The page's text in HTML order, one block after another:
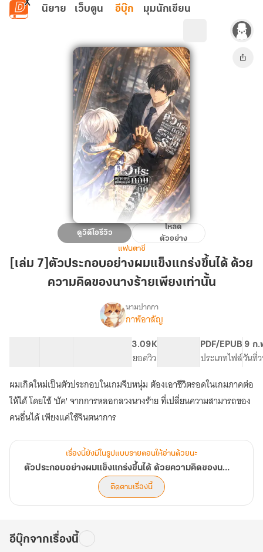
ข้ามไปยังเนื้อหาหลัก
นิยาย เว็บตูน อีบุ๊ก มุมนักเขียน
[เล่ม
7]ตัวประกอบ
อย่าง
แข็งแกร่ง
ของ
นาง
ร้าย
เพียง
ดูวิดีโอรีวิว
โหลด
ตัวอย่าง
แฟนตาซี
[เล่ม 7]ตัวประกอบอย่างผมแข็งแกร่งขึ้นได้ ด้วย
ความคิดของนางร้ายเพียงเท่านั้น
เรื่อง
ตัวประกอบ
อย่าง
ผม
แข็งแกร่ง
ขึ้น
ได้
ด้วย
นาง
ร้าย
เพียง
เท่านั้น
นามปากกา
กาฬอาสัญ
3.09K
ยอดวิว
PDF/EPUB
ประเภทไฟล์
9 ก.
วันที่
ผมเกิดใหม่เป็นตัวประกอบในเกมจีบหนุ่ม ต้องเอาชีวิตรอดในเกมภาคต่อ
ให้ได้ โดยใช้ 'บัค' จากการหลอกลวงนางร้าย ที่เปลี่ยนความสามารถของ
คนอื่นได้ เพียงแค่ใช้จินตนาการ
เรื่องนี้ยังมีในรูปแบบรายตอนให้อ่านด้วยนะ
ตัวประกอบอย่างผมแข็งแกร่งขึ้นได้ ด้วยความคิดของนางร้ายเพียงเท่านั้น
ติดตามเรื่องนี้
อีบุ๊กจากเรื่องนี้